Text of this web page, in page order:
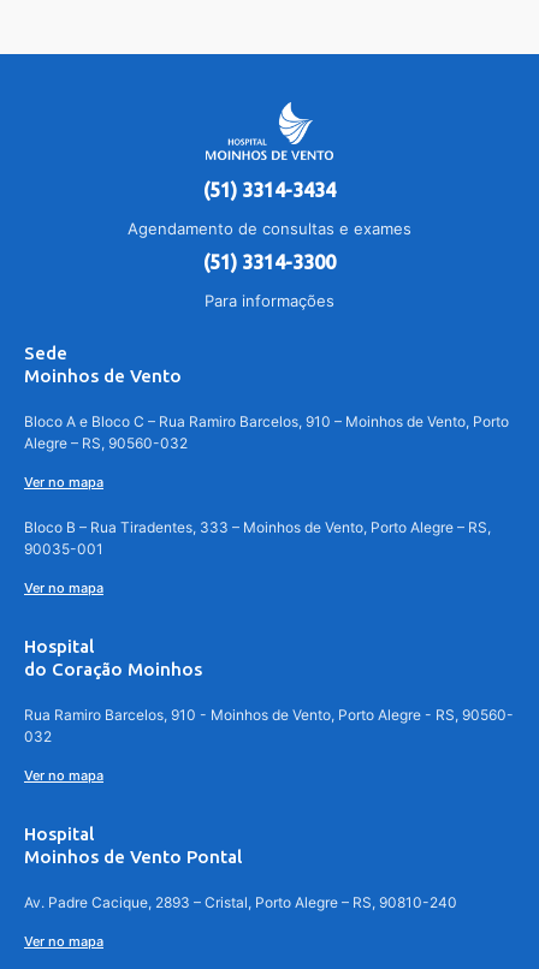
(51) 3314-3434
Agendamento de consultas e exames
(51) 3314-3300
Para informações
Sede
Moinhos de Vento
Bloco A e Bloco C – Rua Ramiro Barcelos, 910 – Moinhos de Vento, Porto
Alegre – RS, 90560-032
Ver no mapa
Bloco B – Rua Tiradentes, 333 – Moinhos de Vento, Porto Alegre – RS,
90035-001
Ver no mapa
Hospital
do Coração Moinhos
Rua Ramiro Barcelos, 910 - Moinhos de Vento, Porto Alegre - RS, 90560-
032
Ver no mapa
Hospital
Moinhos de Vento Pontal
Av. Padre Cacique, 2893 – Cristal, Porto Alegre – RS, 90810-240
Ver no mapa